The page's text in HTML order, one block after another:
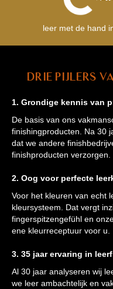
leer met de hand
Drie pijlers
1. Grondige kennis van
De basis van ons
finishingproducten. Na 30
dat we andere
finishproducten verzorgen.
2. Oog voor perfecte
Voor het kleuren van echt
kleursysteem. Dat vergt
fingerspitzengefühl en
ene kleurreceptuur voor u.
3. 35 jaar ervaring in
Al 30 jaar analyseren wij
we leer ambachtelijk en